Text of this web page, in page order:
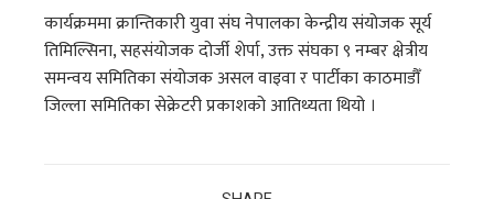
कार्यक्रममा क्रान्तिकारी युवा संघ नेपालका केन्द्रीय संयोजक सूर्य
तिमिल्सिना, सहसंयोजक दोर्जी शेर्पा, उक्त संघका ९ नम्बर क्षेत्रीय
समन्वय समितिका संयोजक असल वाइवा र पार्टीका काठमाडौँ
जिल्ला समितिका सेक्रेटरी प्रकाशको आतिथ्यता थियो ।